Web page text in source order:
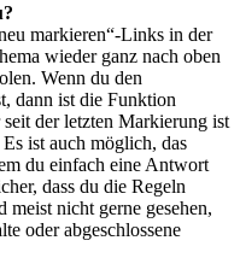
markieren“-Links in der
wieder ganz nach oben
Wenn du den
dann ist die Funktion
der letzten Markierung ist
ist auch möglich, das
du einfach eine Antwort
dass du die Regeln
meist nicht gerne gesehen,
oder abgeschlossene